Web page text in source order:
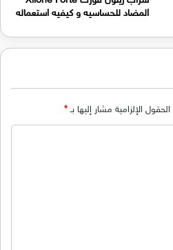
المضاد للحساسيه و كيفيه استعماله
الحقول الإلزامية مشار إليها بـ*